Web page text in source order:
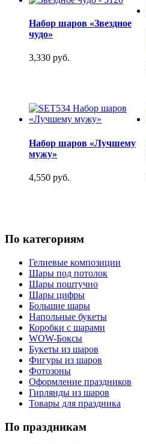
Набор шаров «Звездное
чудо»
3,330 руб.
Набор шаров «Лучшему
мужу»
4,550 руб.
По категориям
Гелиевые композиции
Шары под потолок
Шары поштучно
Шары цифры
Большие шары
Напольные букеты
Коробки с шарами
WOW-Боксы
Букеты из шаров
Фигуры из шаров
Фотозоны
Оформление праздников
Гирлянды из шаров
Товары для праздника
По праздникам